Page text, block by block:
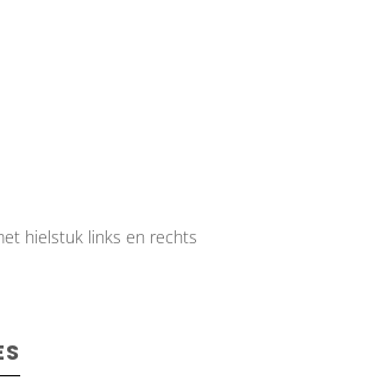
hielstuk links en rechts